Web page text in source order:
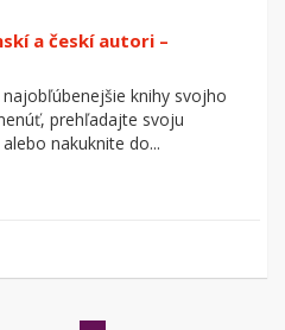
a českí autori –
knihy svojho
prehľadajte svoju
nakuknite do...